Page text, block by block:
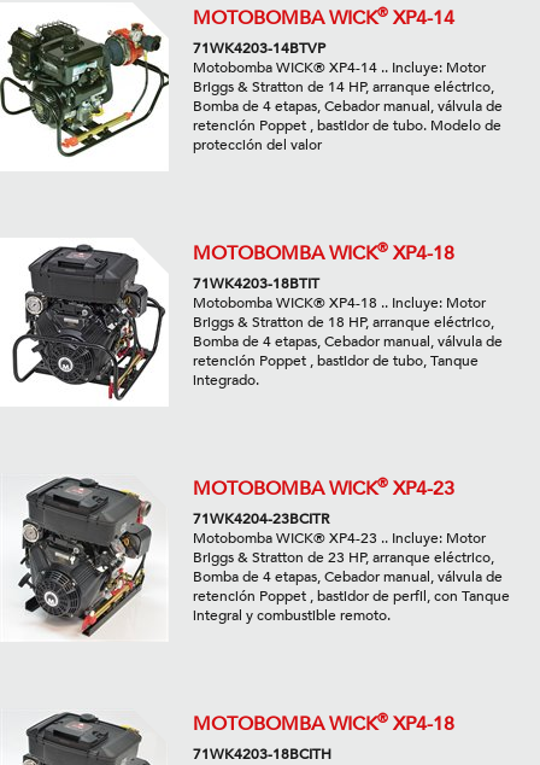
MOTOBOMBA WICK® XP4-14
71WK4203-14BTVP
Motobomba WICK® XP4-14 .. Incluye: Motor
Briggs & Stratton de 14 HP, arranque eléctrico,
Bomba de 4 etapas, Cebador manual, válvula de
retención Poppet , bastidor de tubo. Modelo de
protección del valor
MOTOBOMBA WICK® XP4-18
71WK4203-18BTIT
Motobomba WICK® XP4-18 .. Incluye: Motor
Briggs & Stratton de 18 HP, arranque eléctrico,
Bomba de 4 etapas, Cebador manual, válvula de
retención Poppet , bastidor de tubo, Tanque
integrado.
MOTOBOMBA WICK® XP4-23
71WK4204-23BCITR
Motobomba WICK® XP4-23 .. Incluye: Motor
Briggs & Stratton de 23 HP, arranque eléctrico,
Bomba de 4 etapas, Cebador manual, válvula de
retención Poppet , bastidor de perfil, con Tanque
integral y combustible remoto.
MOTOBOMBA WICK® XP4-18
71WK4203-18BCITH